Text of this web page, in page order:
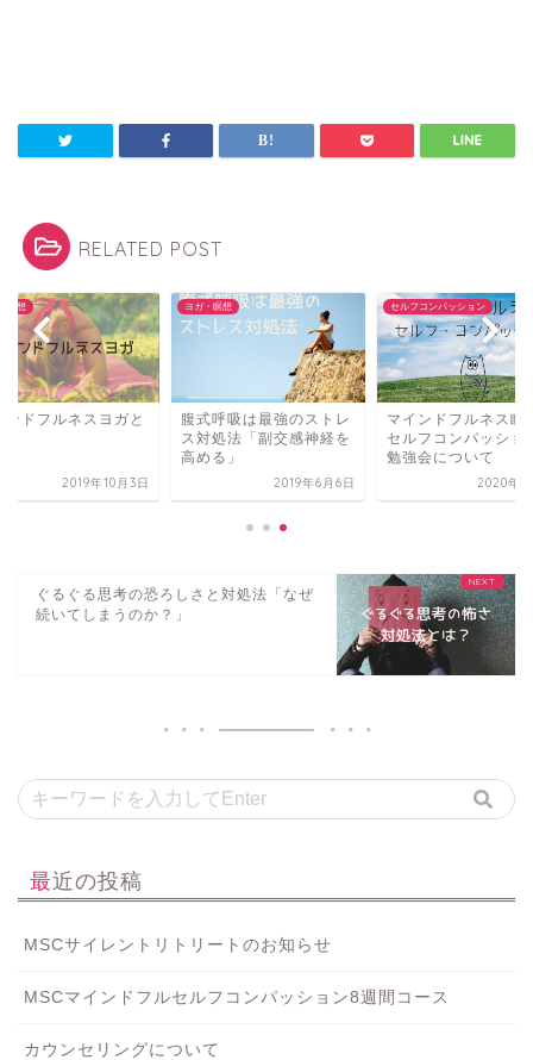
RELATED POST
瞑想
ンドフルネスヨガと
2019年10月3日
ヨガ・瞑想
腹式呼吸は最強のストレ
ス対処法「副交感神経を
高める」
2019年6月6日
セルフコンパッション
マインドフルネス瞑
セルフコンパッショ
勉強会について
2020年8
ぐるぐる思考の恐ろしさと対処法「なぜ
続いてしまうのか？」
最近の投稿
MSCサイレントリトリートのお知らせ
MSCマインドフルセルフコンパッション8週間コース
カウンセリングについて